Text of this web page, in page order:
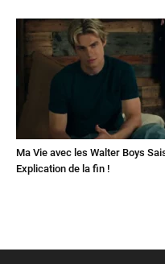
Ma Vie avec les Walter Boys
Explication de la fin !